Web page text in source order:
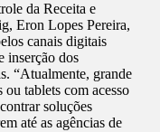
da Receita e
Eron Lopes Pereira,
canais digitais
inserção dos
“Atualmente, grande
ou tablets com acesso
soluções
até as agências de